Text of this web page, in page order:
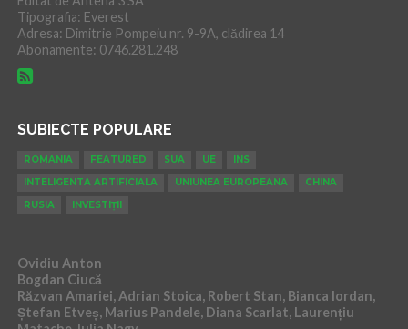
Tipografia: Everest
Adresa: Dimitrie Pompeiu nr. 9-9A, clădirea 14
Abonamente: 0746.281.248
SUBIECTE POPULARE
ROMANIA FEATURED SUA UE
INS
INTELIGENTA ARTIFICIALA
UNIUNEA EUROPEANA
CHINA
RUSIA
INVESTIȚII
Ovidiu Anton
Bogdan Ciucă
Răzvan Amariei, Adrian Stoica, Robert Stan, Bianca Iordan,
Ștefan Etveș, Marius Pandele, Diana Scarlat, Laurențiu